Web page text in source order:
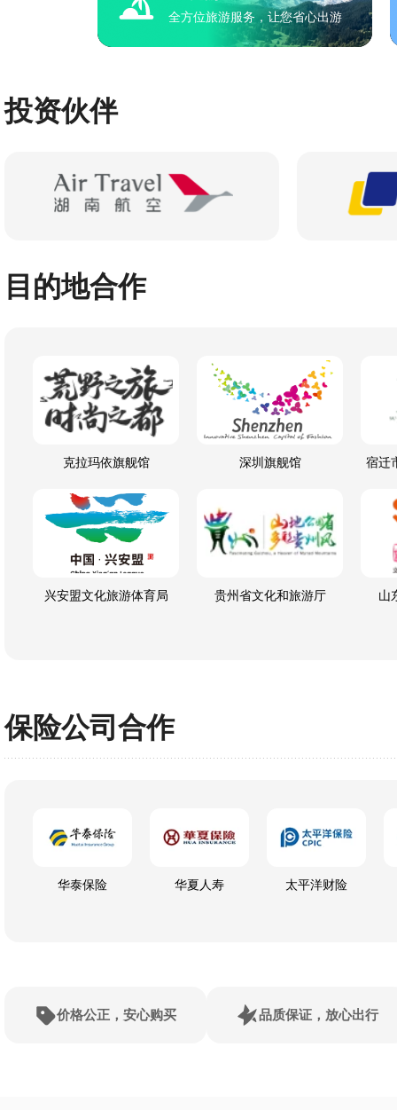
全方位旅游服务，让您省心出游
投资伙伴
目的地合作
克拉玛依旗舰馆 深圳旗舰馆 宿迁
兴安盟文化旅游体育局 贵州省文化和旅游厅 山
保险公司合作
华泰保险 华夏人寿 太平洋财险
价格公正，安心购买 品质保证，放心出行